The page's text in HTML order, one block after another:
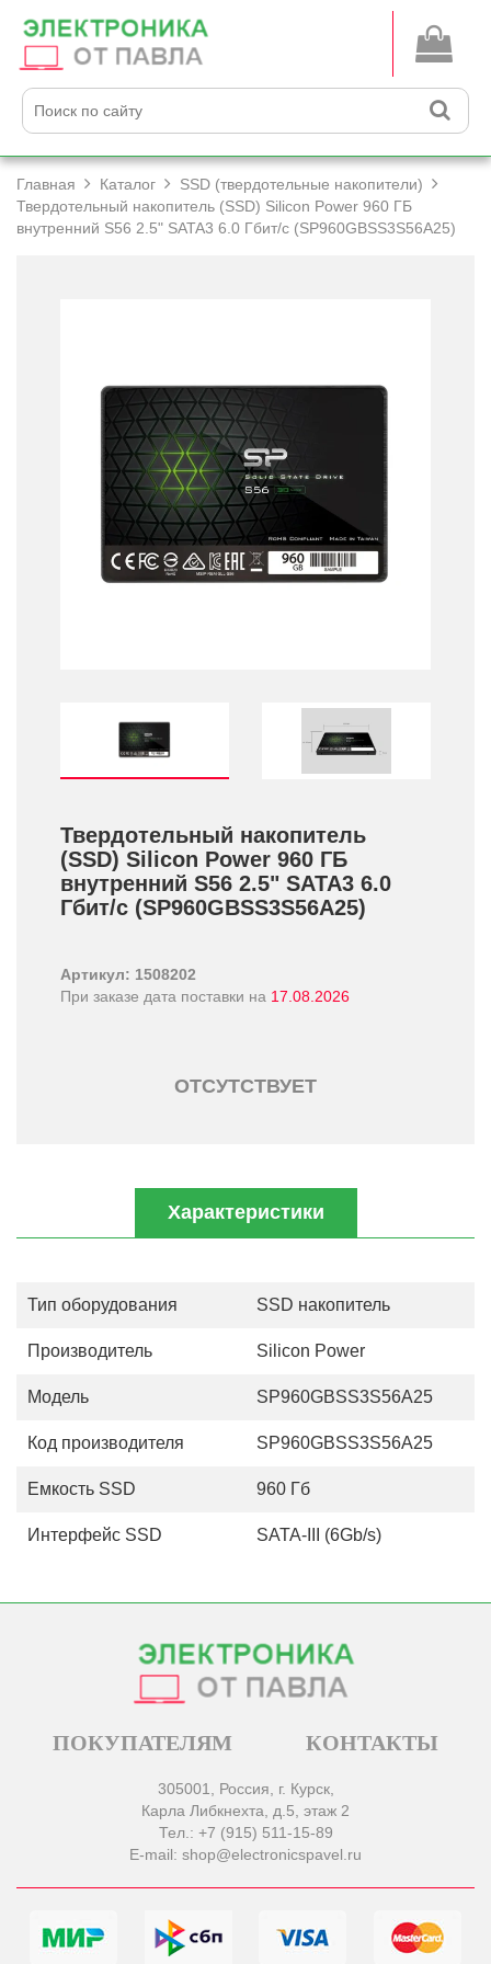
Главная Каталог
SSD (твердотельные накопители)
Твердотельный накопитель (SSD) Silicon Power 960 ГБ
внутренний S56 2.5" SATA3 6.0 Гбит/­с (SP960GBSS3S56A25)
Твердотельный накопитель
(SSD) Silicon Power 960 ГБ
внутренний S56 2.5" SATA3 6.0
Гбит/­с (SP960GBSS3S56A25)
Артикул: 1508202
При заказе дата поставки на 17.08.2026
ОТСУТСТВУЕТ
Характеристики
Тип оборудования SSD накопитель
Производитель Silicon Power
Модель SP960GBSS3S56A25
Код производителя SP960GBSS3S56A25
Емкость SSD 960 Гб
Интерфейс SSD SATA-III (6Gb/s)
ПОКУПАТЕЛЯМ КОНТАКТЫ
305001, Россия, г. Курск,
Карла Либкнехта, д.5, этаж 2
Тел.: +7 (915) 511-15-89
E-mail: shop@electronicspavel.ru